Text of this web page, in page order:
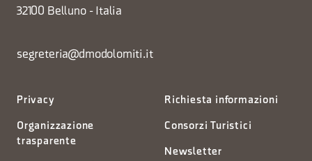
32100 Belluno - Italia
segreteria@dmodolomiti.it
Privacy
Organizzazione
trasparente
Richiesta informazioni
Consorzi Turistici
Newsletter